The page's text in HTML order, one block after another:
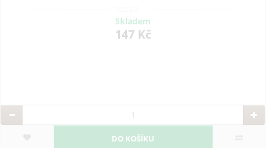
Skladem
147 Kč
DO KOŠÍKU